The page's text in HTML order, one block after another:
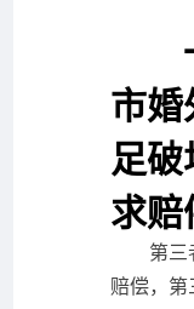
一
市婚
足
求赔
第三者
赔偿，第